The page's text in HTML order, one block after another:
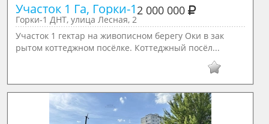
Участок 1 Га, Горки-12 000 000
Горки-1 ДНТ, улица Лесная, 2
Участок 1 гектар на живописном берегу Оки в зак
рытом коттеджном посёлке. Коттеджный посёл...